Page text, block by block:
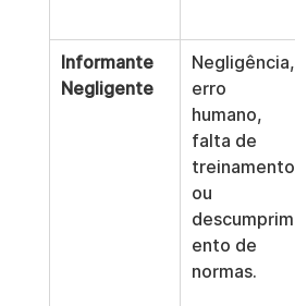
Informante
Negligente
Negligência,
erro
humano,
falta de
treinamento
ou
descumprim
ento de
normas.